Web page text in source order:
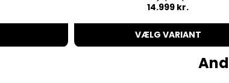
14.999 kr.
VÆLG VARIANT